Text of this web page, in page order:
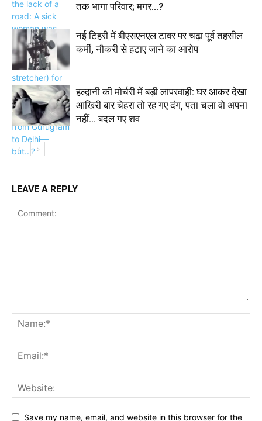
तक भागा परिवार; मगर…?
नई टिहरी में बीएसएनएल टावर पर चढ़ा पूर्व तहसील
कर्मी, नौकरी से हटाए जाने का आरोप
हल्द्वानी की मोर्चरी में बड़ी लापरवाही: घर आकर देखा
आखिरी बार चेहरा तो रह गए दंग, पता चला वो अपना
नहीं… बदल गए शव
LEAVE A REPLY
Save my name, email, and website in this browser for the